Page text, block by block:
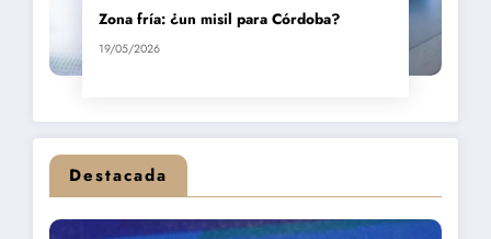
Zona fría: ¿un misil para Córdoba?
19/05/2026
Destacada